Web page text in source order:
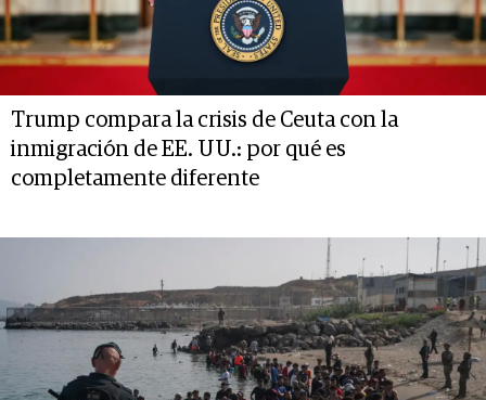
Trump compara la crisis de Ceuta con la
inmigración de EE. UU.: por qué es
completamente diferente